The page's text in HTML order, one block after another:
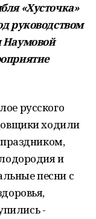
«Хусточка»
руководством
Наумовой
русского
ходили
и
песни с
-